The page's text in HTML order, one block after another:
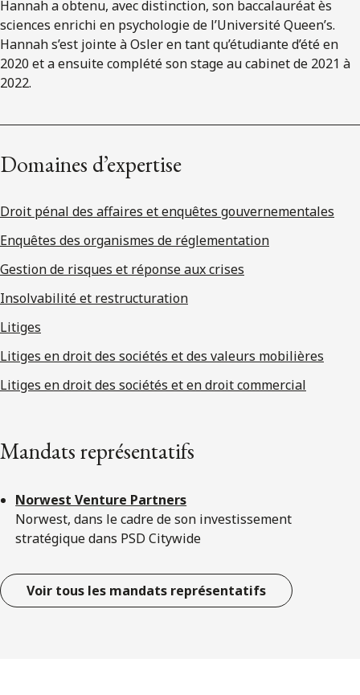
Hannah a obtenu, avec distinction, son baccalauréat ès
sciences enrichi en psychologie de l’Université Queen’s.
Hannah s’est jointe à Osler en tant qu’étudiante d’été en
2020 et a ensuite complété son stage au cabinet de 2021 à
2022.
Domaines d’expertise
Droit pénal des affaires et enquêtes gouvernementales
Enquêtes des organismes de réglementation
Gestion de risques et réponse aux crises
Insolvabilité et restructuration
Litiges
Litiges en droit des sociétés et des valeurs mobilières
Litiges en droit des sociétés et en droit commercial
Mandats représentatifs
Norwest Venture Partners
Norwest, dans le cadre de son investissement
stratégique dans PSD Citywide
Voir tous les mandats représentatifs